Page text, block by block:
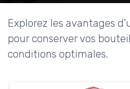
Explorez les avantages
pour conserver vos
conditions optimales.